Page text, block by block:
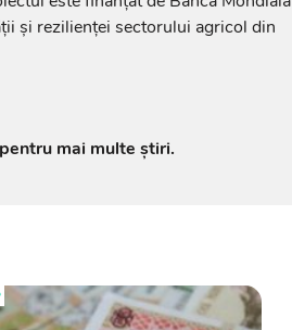
și rezilienței sectorului agricol din
pentru mai multe știri.